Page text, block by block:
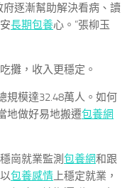
逐漸幫助解決看病、讀
長期包養心。”張柳玉
攤，收入更穩定。
規模達32.48萬人。如何
地做好易地搬遷包養網
崗就業監測包養網和跟
包養感情 上穩定就業，